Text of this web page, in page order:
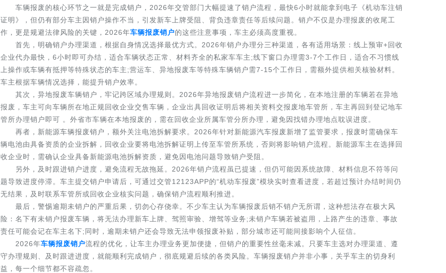
车辆报废的核心环节之一就是完成销户，2026年交管部门大幅提速了销户流程，最快6小时就能拿到电子《机动车注销
证明》，但仍有部分车主因销户操作不当，引发新车上牌受阻、背负违章责任等后续问题。销户不仅是办理报废的收尾工
作，更是规避法律风险的关键，2026年车辆报废销户的这些注意事项，车主必须高度重视。
首先，明确销户办理渠道，根据自身情况选择最优方式。2026年销户办理分三种渠道，各有适用场景：线上预审+回收
企业代办最快，6小时即可办结，适合车辆状态正常、材料齐全的私家车车主;线下窗口办理需3-7个工作日，适合不习惯线
上操作或车辆有抵押等特殊状态的车主;营运车、异地报废车等特殊车辆销户需7-15个工作日，需额外提供相关核验材料。
车主根据车辆情况选择，能提升销户效率。
其次，异地报废车辆销户，牢记跨区域办理规则。2026年异地报废销户流程进一步简化，在本地注册的车辆若在异地
报废，车主可向车辆所在地正规回收企业交售车辆，企业出具回收证明后将相关资料交报废地车管所，车主再回到登记地车
管所办理销户即可 。外省市车辆在本地报废的，需在回收企业所属车管分所办理，避免因找错办理地点耽误进度。
再者，新能源车辆报废销户，额外关注电池拆解要求。2026年针对新能源汽车报废新增了监管要求，报废时需确保车
辆电池由具备资质的企业拆解，回收企业要将电池拆解证明上传至车管所系统，否则将影响销户流程。新能源车主在选择回
收企业时，需确认企业具备新能源电池拆解资质，避免因电池问题导致销户受阻。
另外，及时跟进销户进度，避免流程无故拖延。2026年销户流程虽已提速，但仍可能因系统故障、材料信息不符等问
题导致进度停滞。车主提交销户申请后，可通过交管12123APP的“机动车报废”模块实时查看进度，若超过预计办结时间仍
无结果，及时联系车管所或回收企业核实问题，确保销户流程顺利推进。
最后，警惕逾期未销户的严重后果，切勿心存侥幸。不少车主认为车辆报废后销不销户无所谓，这种想法存在极大风
险：名下有未销户报废车辆，将无法办理新车上牌、驾照审验、增驾等业务;未销户车辆若被盗用，上路产生的违章、事故
责任可能会记在车主名下;同时，逾期未销户还会导致无法申领报废补贴，部分城市还可能间接影响个人征信。
2026年车辆报废销户流程的优化，让车主办理业务更加便捷，但销户的重要性丝毫未减。只要车主选对办理渠道、遵
守办理规则、及时跟进进度，就能顺利完成销户，彻底规避后续的各类风险。车辆报废销户并非小事，关乎车主的切身利
益，每一个细节都不容疏忽。